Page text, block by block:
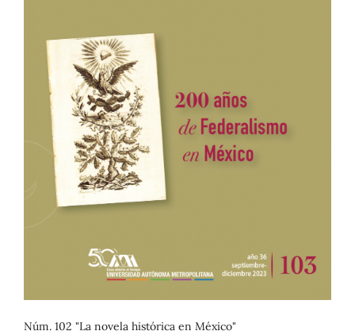
Núm. 102 "La novela histórica en México"